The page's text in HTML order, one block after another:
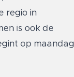
regio in
is ook de
op maandag